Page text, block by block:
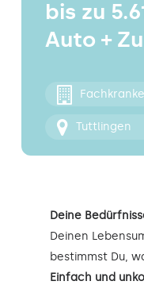
Kontaktbis zu
Auto +
Tuttlingen
Deine
Deinen
bestimmst Du,
Einfach und